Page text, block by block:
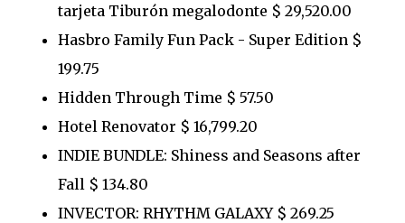
tarjeta Tiburón megalodonte $ 29,520.00
Hasbro Family Fun Pack - Super Edition $
199.75
Hidden Through Time $ 57.50
Hotel Renovator $ 16,799.20
INDIE BUNDLE: Shiness and Seasons after
Fall $ 134.80
INVECTOR: RHYTHM GALAXY $ 269.25